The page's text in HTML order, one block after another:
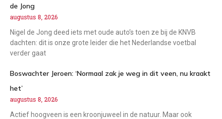
de Jong
augustus 8, 2026
Nigel de Jong deed iets met oude auto’s toen ze bij de KNVB
dachten: dit is onze grote leider die het Nederlandse voetbal
verder gaat
Boswachter Jeroen: ‘Normaal zak je weg in dit veen, nu kraakt
het’
augustus 8, 2026
Actief hoogveen is een kroonjuweel in de natuur. Maar ook